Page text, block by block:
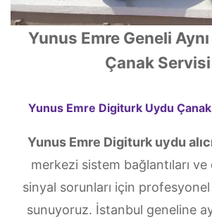
Yunus Emre Geneli
Çanak Servisi
Yunus Emre Digiturk Uydu
Yunus Emre Digiturk uydu
merkezi sistem bağlantıları
sinyal sorunları için
sunuyoruz. İstanbul geneline